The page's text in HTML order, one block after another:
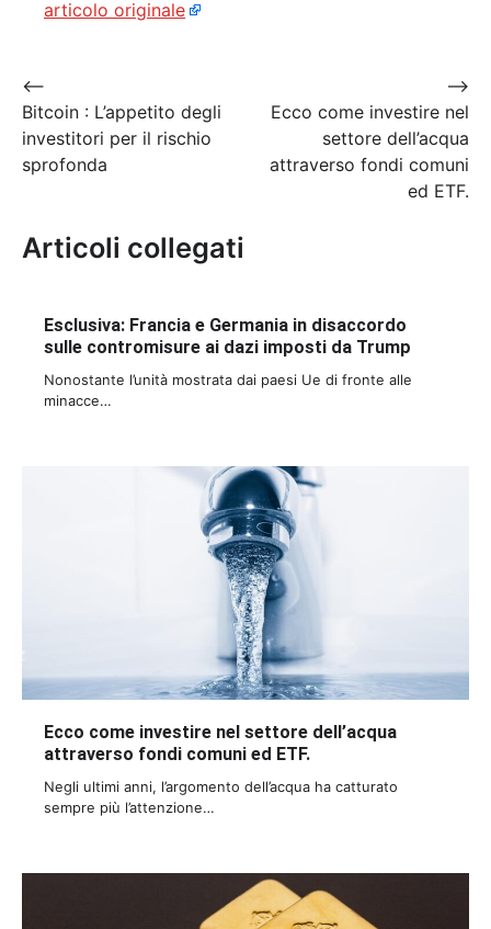
articolo originale
Navigazione
articoli
⟵
Bitcoin : L’appetito degli
investitori per il rischio
sprofonda
Ecco come investire nel
settore dell’acqua
attraverso fondi comuni
ed ETF.
⟶
Articoli collegati
Esclusiva: Francia e Germania in disaccordo
sulle contromisure ai dazi imposti da Trump
Nonostante l’unità mostrata dai paesi Ue di fronte alle
minacce…
Ecco come investire nel settore dell’acqua
attraverso fondi comuni ed ETF.
Negli ultimi anni, l’argomento dell’acqua ha catturato
sempre più l’attenzione…